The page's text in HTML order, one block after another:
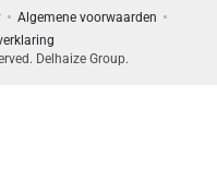
Algemene voorwaarden
Delhaize Group.